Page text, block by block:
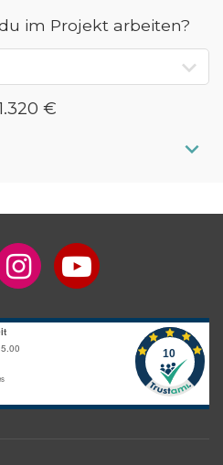
im Projekt arbeiten?
€
ab 1.475 €
ab 1.785 €
ab 1.940 €
ab 2.560 €